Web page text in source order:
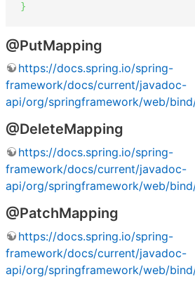
}
@PutMapping
https://docs.spring.io/spring-
framework/docs/current/javadoc-
api/org/springframework/web/
@DeleteMapping
https://docs.spring.io/spring-
framework/docs/current/javadoc-
api/org/springframework/web/
@PatchMapping
https://docs.spring.io/spring-
framework/docs/current/javadoc-
api/org/springframework/web/